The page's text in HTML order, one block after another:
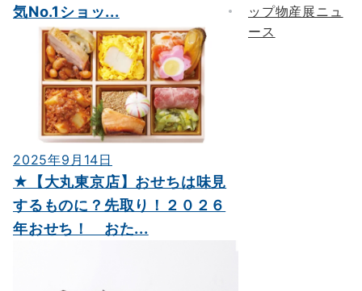
気No.1ショッ...
2025年9月14日
★【大丸東京店】おせちは味見
するものに？先取り！２０２６
年おせち！ おた...
ップ物産展ニュ
ース